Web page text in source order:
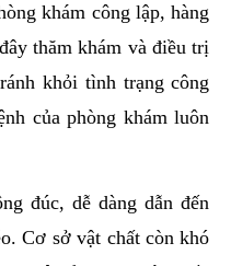
khám công lập, hàng
thăm khám và điều trị
khỏi tình trạng công
của phòng khám luôn
đúc, dễ dàng dẫn đến
Cơ sở vật chất còn khó